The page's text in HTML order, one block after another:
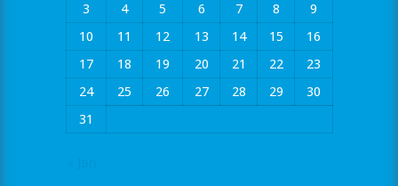
3
4 5 6 7 8
9
10
11 12 13 14 15
16
17
18 19 20 21 22
23
24
25 26 27 28 29
30
31